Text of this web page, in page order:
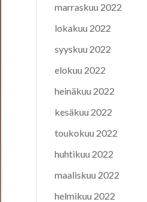
marraskuu 2022
lokakuu 2022
syyskuu 2022
elokuu 2022
heinäkuu 2022
kesäkuu 2022
toukokuu 2022
huhtikuu 2022
maaliskuu 2022
helmikuu 2022